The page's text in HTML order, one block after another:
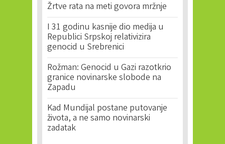
Žrtve rata na meti govora mržnje
I 31 godinu kasnije dio medija u
Republici Srpskoj relativizira
genocid u Srebrenici
Rožman: Genocid u Gazi razotkrio
granice novinarske slobode na
Zapadu
Kad Mundijal postane putovanje
života, a ne samo novinarski
zadatak